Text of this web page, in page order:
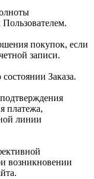
покупок, если
записи.
Заказа.
платежа,
линии
возникновении